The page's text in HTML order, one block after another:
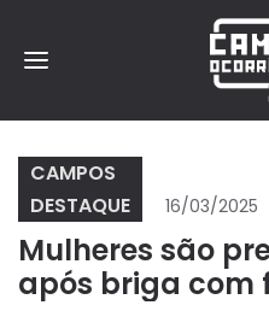
CAMPOS
DESTAQUE
16/03/2025
Mulheres são
após briga com